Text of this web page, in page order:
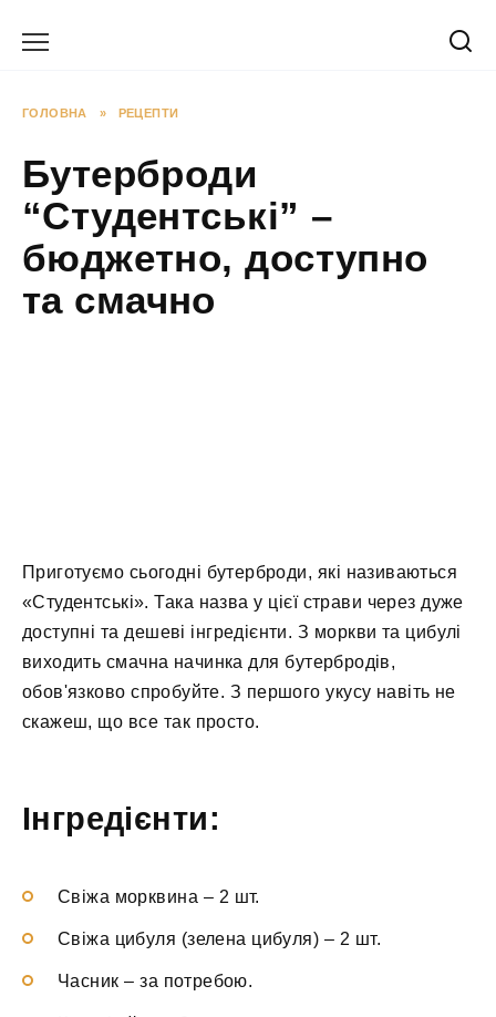
ГОЛОВНА » РЕЦЕПТИ
Бутерброди
“Студентські” –
бюджетно, доступно
та смачно
Приготуємо сьогодні бутерброди, які називаються
«Студентські». Така назва у цієї страви через дуже
доступні та дешеві інгредієнти. З моркви та цибулі
виходить смачна начинка для бутербродів,
обов'язково спробуйте. З першого укусу навіть не
скажеш, що все так просто.
Інгредієнти:
Свіжа морквина – 2 шт.
Свіжа цибуля (зелена цибуля) – 2 шт.
Часник –за потребою.